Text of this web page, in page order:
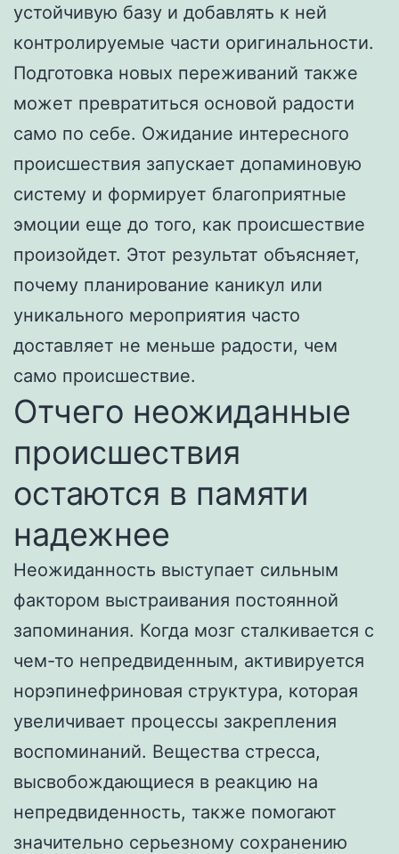
устойчивую базу и добавлять к ней
контролируемые части оригинальности.
Подготовка новых переживаний также
может превратиться основой радости
само по себе. Ожидание интересного
происшествия запускает допаминовую
систему и формирует благоприятные
эмоции еще до того, как происшествие
произойдет. Этот результат объясняет,
почему планирование каникул или
уникального мероприятия часто
доставляет не меньше радости, чем
само происшествие.
Отчего неожиданные
происшествия
остаются в памяти
надежнее
Неожиданность выступает сильным
фактором выстраивания постоянной
запоминания. Когда мозг сталкивается с
чем-то непредвиденным, активируется
норэпинефриновая структура, которая
увеличивает процессы закрепления
воспоминаний. Вещества стресса,
высвобождающиеся в реакцию на
непредвиденность, также помогают
значительно серьезному сохранению